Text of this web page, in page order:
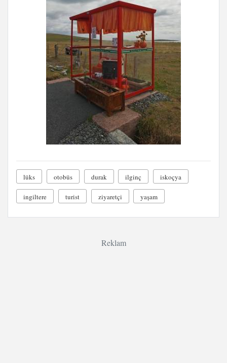
lüks otobüs durak ilginç iskoçya
ingiltere turist ziyaretçi yaşam
Reklam